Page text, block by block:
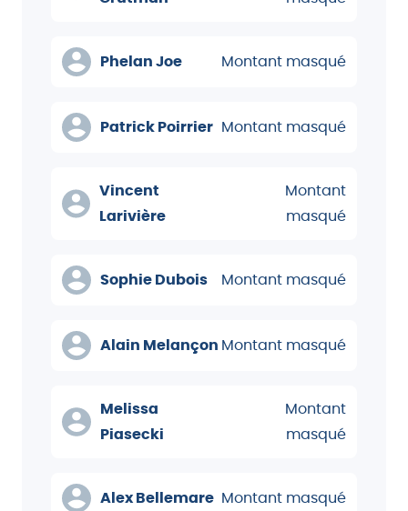
Phelan Joe Montant masqué
Patrick Poirrier Montant masqué
Vincent
Larivière
Montant
masqué
Sophie Dubois Montant masqué
Alain Melançon Montant masqué
Melissa
Piasecki
Montant
masqué
Alex Bellemare Montant masqué